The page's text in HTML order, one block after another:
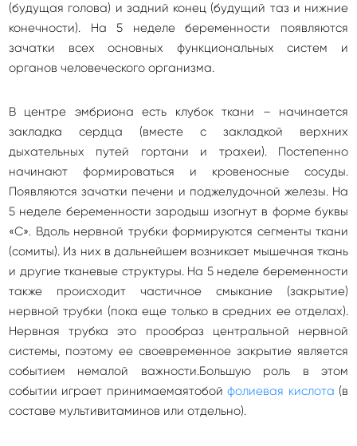
(будущая голова) и задний конец (будущий таз и нижние
конечности). На 5 неделе беременности появляются
зачатки всех основных функциональных систем и
органов человеческого организма.
В центре эмбриона есть клубок ткани – начинается
закладка сердца (вместе с закладкой верхних
дыхательных путей гортани и трахеи). Постепенно
начинают формироваться и кровеносные сосуды.
Появляются зачатки печени и поджелудочной железы. На
5 неделе беременности зародыш изогнут в форме буквы
«С». Вдоль нервной трубки формируются сегменты ткани
(сомиты). Из них в дальнейшем возникает мышечная ткань
и другие тканевые структуры. На 5 неделе беременности
также происходит частичное смыкание (закрытие)
нервной трубки (пока еще только в средних ее отделах).
Нервная трубка это прообраз центральной нервной
системы, поэтому ее своевременное закрытие является
событием немалой важности.Большую роль в этом
событии играет принимаемаятобойфолиевая кислота (в
составе мультивитаминов или отдельно).